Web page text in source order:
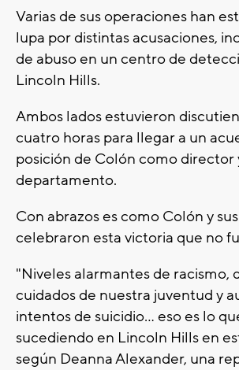
Varias de sus operaciones han
lupa por distintas acusaciones,
de abuso en un centro de
Lincoln Hills.
Ambos lados estuvieron
cuatro horas para llegar a un
posición de Colón como director
departamento.
Con abrazos es como Colón y
celebraron esta victoria que no
"Niveles alarmantes de racismo,
cuidados de nuestra juventud y
intentos de suicidio… eso es lo
sucediendo en Lincoln Hills en
según Deanna Alexander, una